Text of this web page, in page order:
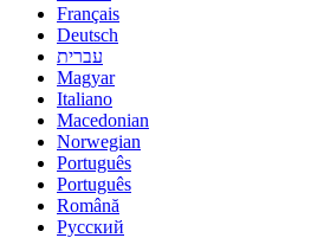
Français
Deutsch
עברית
Magyar
Italiano
Macedonian
Norwegian
Português
Português
Română
Русский